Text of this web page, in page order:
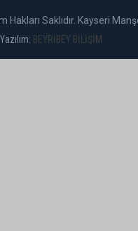
Hakları Saklıdır. Kayseri
Yazılım: BEYRİBEY BİLİŞİM